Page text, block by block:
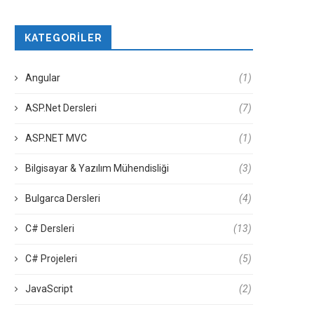
KATEGORILER
Angular (1)
ASP.Net Dersleri (7)
ASP.NET MVC (1)
Bilgisayar & Yazılım Mühendisliği (3)
Bulgarca Dersleri (4)
C# Dersleri (13)
C# Projeleri (5)
JavaScript (2)